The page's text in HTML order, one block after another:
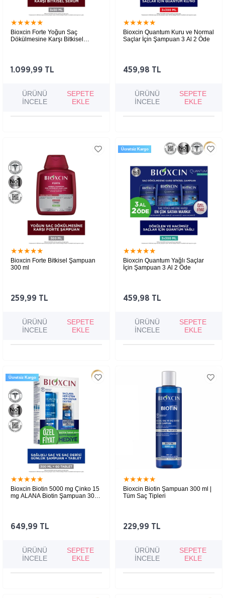
★★★★★
Bioxcin Forte Yoğun Saç
Dökülmesine Karşı Bitkisel
kalınlaşmasına ve sağlıklı uzamasına yardımcı
1.099,99 TL
ÜRÜNÜ
İNCELE
SEPETE
EKLE
★★★★★
Bioxcin Quantum Kuru ve Normal
Saçlar İçin Şampuan 3 Al 2 Öde
bir görünüm sağlar.
459,98 TL
ÜRÜNÜ
İNCELE
SEPETE
EKLE
★★★★★
Bioxcin Forte Bitkisel Şampuan
300 ml
destekler.
259,99 TL
ÜRÜNÜ
İNCELE
SEPETE
EKLE
★★★★★
Bioxcin Quantum Yağlı Saçlar
İçin Şampuan 3 Al 2 Öde
kalınlaştırır, dolgun ve canlı bir görünüm
kazandırır.
459,98 TL
Ücretsiz Kargo
ÜRÜNÜ
İNCELE
SEPETE
EKLE
★★★★★
Bioxcin Biotin 5000 mg Çinko 15
mg ALANA Biotin Şampuan 300
görünmesine yardımcı olur.
649,99 TL
Ücretsiz Kargo
ÜRÜNÜ
İNCELE
SEPETE
EKLE
★★★★★
Bioxcin Biotin Şampuan 300 ml |
Tüm Saç Tipleri
229,99 TL
ÜRÜNÜ
İNCELE
SEPETE
EKLE